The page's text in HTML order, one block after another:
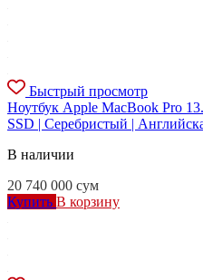
Быстрый просмотр
Ноутбук Apple MacBook Pro
SSD | Серебристый |
В наличии
20 740 000 сум
Купить В корзину